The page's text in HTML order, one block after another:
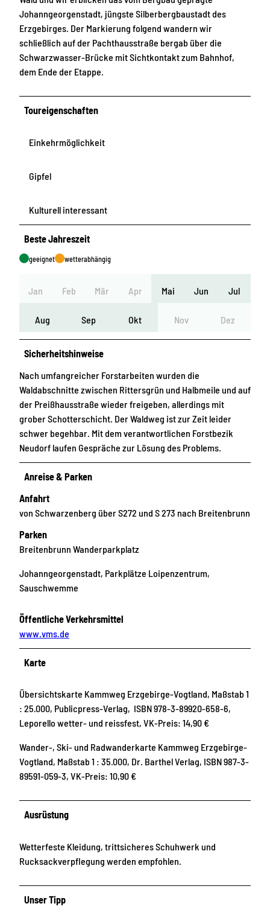
Johanngeorgenstadt, jüngste Silberbergbaustadt des
Erzgebirges. Der Markierung folgend wandern wir
schließlich auf der Pachthausstraße bergab über die
Schwarzwasser-Brücke mit Sichtkontakt zum Bahnhof,
dem Ende der Etappe.
Toureigenschaften
Einkehrmöglichkeit
Gipfel
Kulturell interessant
Beste Jahreszeit
geeignet wetterabhängig
Jan Feb Mär Apr Mai Jun Jul
Aug Sep Okt Nov Dez
Sicherheitshinweise
Nach umfangreicher Forstarbeiten wurden die
Waldabschnitte zwischen Rittersgrün und Halbmeile und auf
der Preißhausstraße wieder freigeben, allerdings mit
grober Schotterschicht. Der Waldweg ist zur Zeit leider
schwer begehbar. Mit dem verantwortlichen Forstbezik
Neudorf laufen Gespräche zur Lösung des Problems.
Anreise & Parken
Anfahrt
von Schwarzenberg über S272 und S 273 nach Breitenbrunn
Parken
Breitenbrunn Wanderparkplatz
Johanngeorgenstadt, Parkplätze Loipenzentrum,
Sauschwemme
Öffentliche Verkehrsmittel
www.vms.de
Karte
Übersichtskarte Kammweg Erzgebirge-Vogtland, Maßstab 1
: 25.000, Publicpress-Verlag, ISBN 978-3-89920-658-6,
Leporello wetter- und reissfest, VK-Preis: 14,90 €
Wander-, Ski- und Radwanderkarte Kammweg Erzgebirge-
Vogtland, Maßstab 1 : 35.000, Dr. Barthel Verlag, ISBN 987-3-
89591-059-3, VK-Preis: 10,90 €
Ausrüstung
Wetterfeste Kleidung, trittsicheres Schuhwerk und
Rucksackverpflegung werden empfohlen.
Unser Tipp